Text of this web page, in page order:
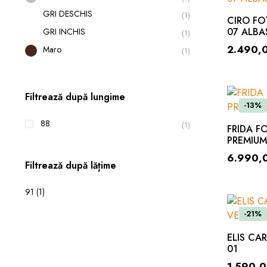
CIRO
07
-13%
FRIDA
-21%
ELIS
01
GRI DESCHIS (1)
GRI INCHIS (1)
Maro (1)
Filtrează după lungime
88 (1)
Filtrează după lățime
91 (1)